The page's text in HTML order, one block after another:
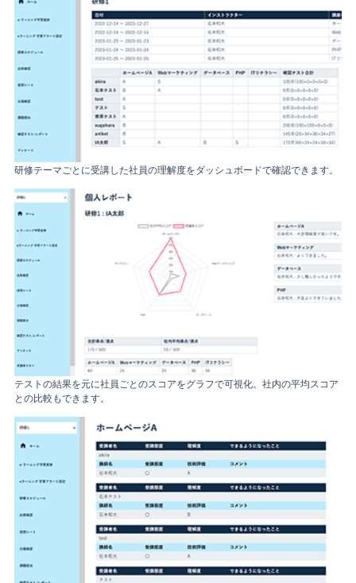
研修テーマごとに受講した社員の理解度をダッシュボードで確認できます。
テストの結果を元に社員ごとのスコアをグラフで可視化。社内の平均スコア
との比較もできます。